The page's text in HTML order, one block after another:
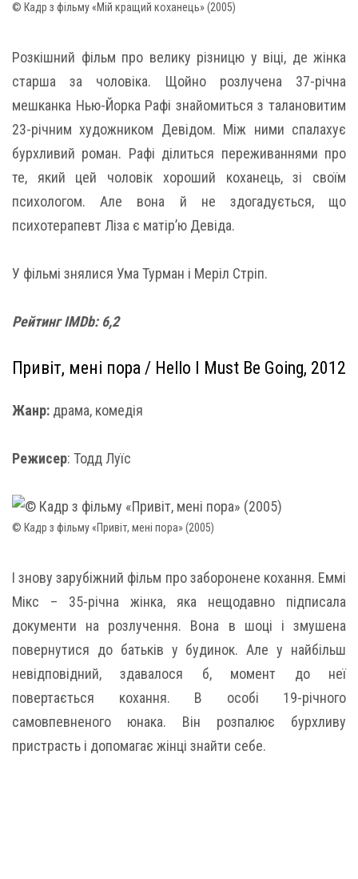
© Кадр з фільму «Мій кращий коханець» (2005)
Розкішний фільм про велику різницю у віці, де жінка
старша за чоловіка. Щойно розлучена 37-річна
мешканка Нью-Йорка Рафі знайомиться з талановитим
23-річним художником Девідом. Між ними спалахує
бурхливий роман. Рафі ділиться переживаннями про
те, який цей чоловік хороший коханець, зі своїм
психологом. Але вона й не здогадується, що
психотерапевт Ліза є матір’ю Девіда.
У фільмі знялися Ума Турман і Меріл Стріп.
РейтингIMDb: 6,2
Привіт, мені пора / Hello I Must Be Going, 2012
Жанр: драма, комедія
Режисер: Тодд Луїс
© Кадр з фільму «Привіт, мені пора» (2005)
І знову зарубіжний фільм про заборонене кохання. Еммі
Мікс – 35-річна жінка, яка нещодавно підписала
документи на розлучення. Вона в шоці і змушена
повернутися до батьків у будинок. Але у найбільш
невідповідний, здавалося б, момент до неї
повертається кохання. В особі 19-річного
самовпевненого юнака. Він розпалює бурхливу
пристрасть і допомагає жінці знайти себе.